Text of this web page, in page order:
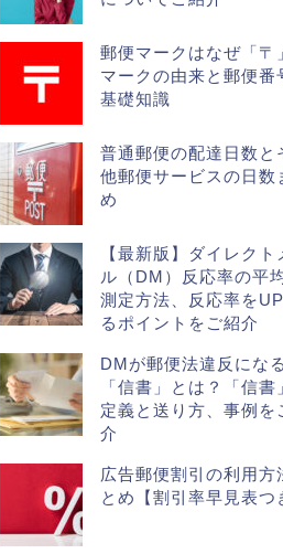
郵便マークはなぜ「〒
マークの由来と郵便番
基礎知識
普通郵便の配達日数と
他郵便サービスの日数
め
【最新版】ダイレクト
ル（DM）反応率の平
測定方法、反応率を
るポイントをご紹介
DMが郵便法違反になる
「信書」とは？「信書
定義と送り方、事例を
介
広告郵便割引の利用方
とめ【割引率早見表つ